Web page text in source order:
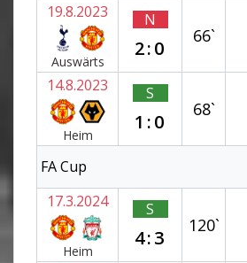
19.8.2023
Auswärts
N
2:0
66`
14.8.2023
Heim
S
1:0
68`
FA Cup
17.3.2024
Heim
S
4:3
120`